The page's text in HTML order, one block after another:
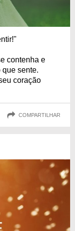
contenha e
que sente.
coração
COMPARTILHAR